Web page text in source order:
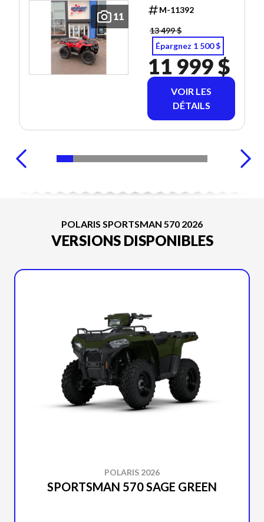
11
M-11392
13 499 $
Épargnez 1 500 $
11 999 $
VOIR LES
DÉTAILS
POLARIS SPORTSMAN 570 2026
VERSIONS DISPONIBLES
POLARIS 2026
SPORTSMAN 570 SAGE GREEN